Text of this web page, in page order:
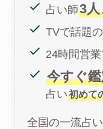
占い師3
TVで話題の
24時間営
今すぐ
占い初めて
全国の一流占